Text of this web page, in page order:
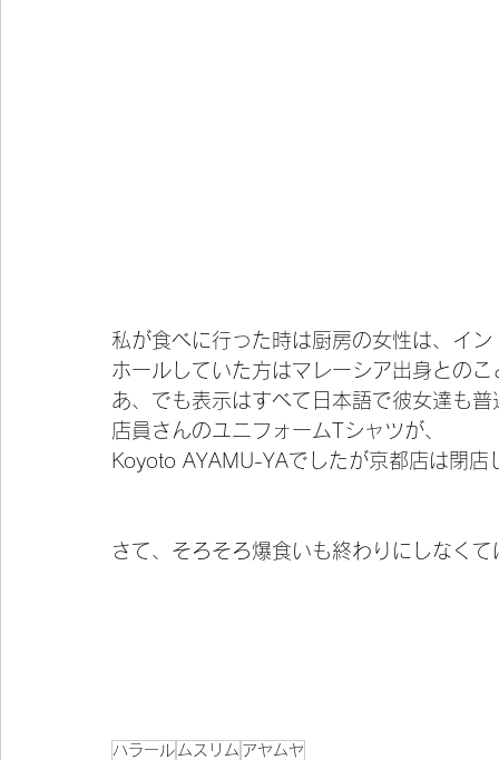
私が食べに行った時は厨房の女性は、イ
ホールしていた方はマレーシア出身とのこ
あ、でも表示はすべて日本語で彼女達も
店員さんのユニフォームTシャツが、
Koyoto AYAMU-YAでしたが京都店は閉店
さて、そろそろ爆食いも終わりにしなく
ハラール ムスリム アヤムヤ